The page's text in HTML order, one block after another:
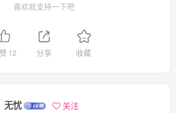
喜欢就支持一下吧
12 分享 收藏
无忧 关注